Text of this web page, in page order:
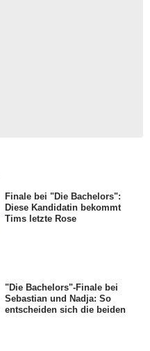
Finale bei "Die Bachelors":
Diese Kandidatin bekommt
Tims letzte Rose
"Die Bachelors"-Finale bei
Sebastian und Nadja: So
entscheiden sich die beiden